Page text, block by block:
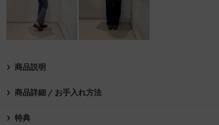
商品説明
商品詳細 / お手入れ方法
特典